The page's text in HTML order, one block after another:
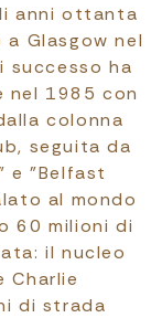
anni ottanta
Glasgow nel
successo ha
nel 1985 con
colonna
seguita da
e "Belfast
al mondo
60 milioni di
il nucleo
Charlie
di strada